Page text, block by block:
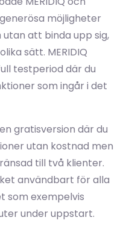
möjligheter
att binda upp sig,
sätt. MERIDIQ
testperiod där du
som ingår i det
gratisversion där du
utan kostnad men
till två klienter.
användbart för alla
som exempelvis
under uppstart.